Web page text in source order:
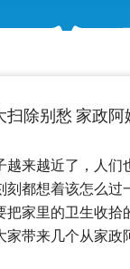
扫除别愁 家政阿
越来越近了，人们
都想着该怎么过
家里的卫生收拾
家带来几个从家政